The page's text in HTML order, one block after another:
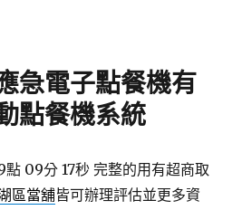
急電子點餐機有
點餐機系統
點 09分 17秒 完整的用有超商取
區當舖皆可辦理評估並更多資